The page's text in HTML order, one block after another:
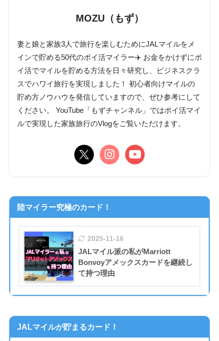
MOZU（もず）
妻と娘と家族3人で旅行を楽しむためにJALマイルをメ
インで貯める50代のポイ活マイラー✈️ お金をかけずにポ
イ活でマイルを貯める方法を日々研究し、ビジネスクラ
スでハワイ旅行を実現しました！ 初心者向けマイルの
貯め方ノウハウを発信していますので、ぜひ参考にして
ください。 YouTube「もずチャンネル」ではポイ活マイ
ルで実現した家族旅行のVlogをご覧いただけます。
陸マイラー究極のカード！
2025-11-16
JALマイル派の私がMarriott
Bonvoyアメックスカードを継続し
て持つ理由
JALマイルが貯まるカード！